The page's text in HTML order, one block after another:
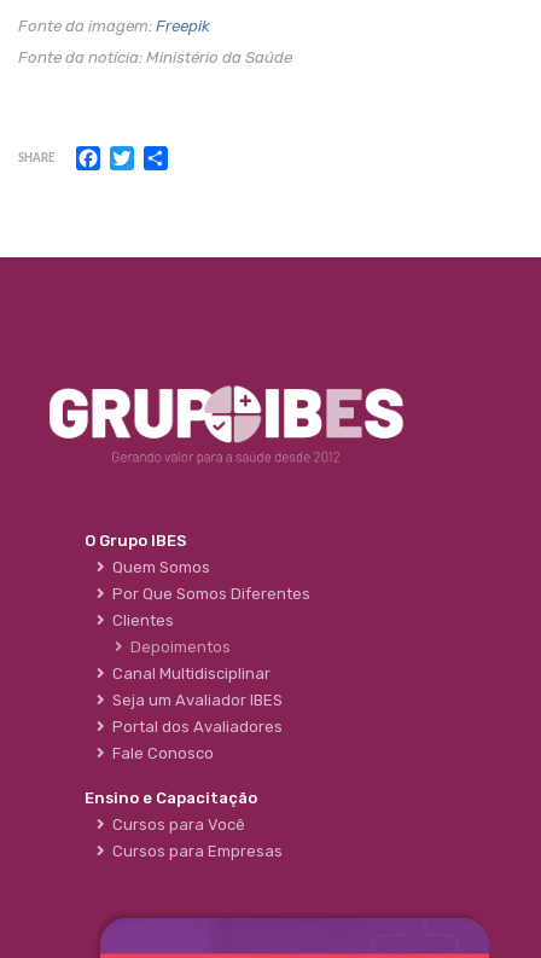
Fonte da imagem: Freepik
Fonte da notícia: Ministério da Saúde
SHARE Facebook
Twitter
O Grupo IBES
Quem Somos
Por Que Somos Diferentes
Clientes
Depoimentos
Canal Multidisciplinar
Seja um Avaliador IBES
Portal dos Avaliadores
Fale Conosco
Ensino e Capacitação
Cursos para Você
Cursos para Empresas